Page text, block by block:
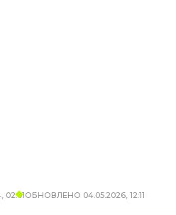
02:01ОБНОВЛЕНО 04.05.2026, 12:11